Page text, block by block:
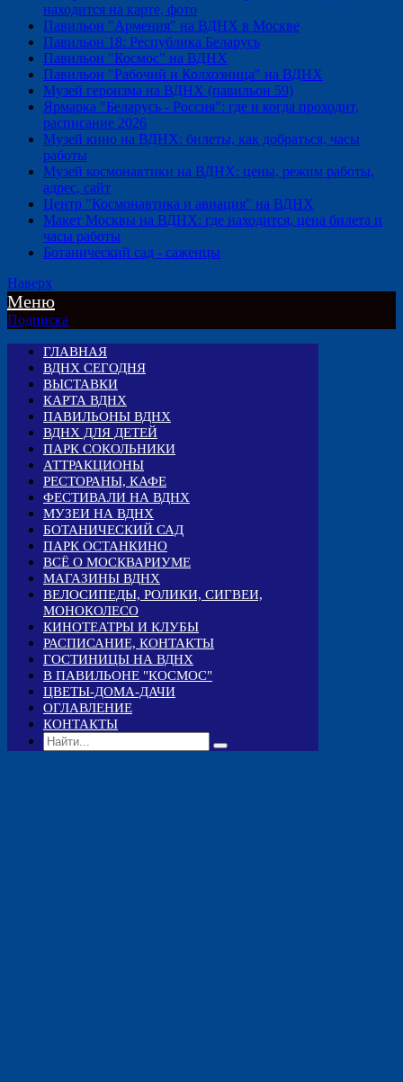
находится на карте, фото
Павильон "Армения" на ВДНХ в Москве
Павильон 18: Республика Беларусь
Павильон "Космос" на ВДНХ
Павильон "Рабочий и Колхозница" на ВДНХ
Музей героизма на ВДНХ (павильон 59)
Ярмарка "Беларусь - Россия": где и когда проходит,
расписание 2026
Музей кино на ВДНХ: билеты, как добраться, часы
работы
Музей космонавтики на ВДНХ: цены, режим работы,
адрес, сайт
Центр "Космонавтика и авиация" на ВДНХ
Макет Москвы на ВДНХ: где находится, цена билета и
часы работы
Ботанический сад - саженцы
Наверх
Меню
Подписка
ГЛАВНАЯ
ВДНХ СЕГОДНЯ
ВЫСТАВКИ
КАРТА ВДНХ
ПАВИЛЬОНЫ ВДНХ
ВДНХ ДЛЯ ДЕТЕЙ
ПАРК СОКОЛЬНИКИ
АТТРАКЦИОНЫ
РЕСТОРАНЫ, КАФЕ
ФЕСТИВАЛИ НА ВДНХ
МУЗЕИ НА ВДНХ
БОТАНИЧЕСКИЙ САД
ПАРК ОСТАНКИНО
ВСЁ О МОСКВАРИУМЕ
МАГАЗИНЫ ВДНХ
ВЕЛОСИПЕДЫ, РОЛИКИ, СИГВЕИ,
МОНОКОЛЕСО
КИНОТЕАТРЫ И КЛУБЫ
РАСПИСАНИЕ, КОНТАКТЫ
ГОСТИНИЦЫ НА ВДНХ
В ПАВИЛЬОНЕ "КОСМОС"
ЦВЕТЫ-ДОМА-ДАЧИ
ОГЛАВЛЕНИЕ
КОНТАКТЫ